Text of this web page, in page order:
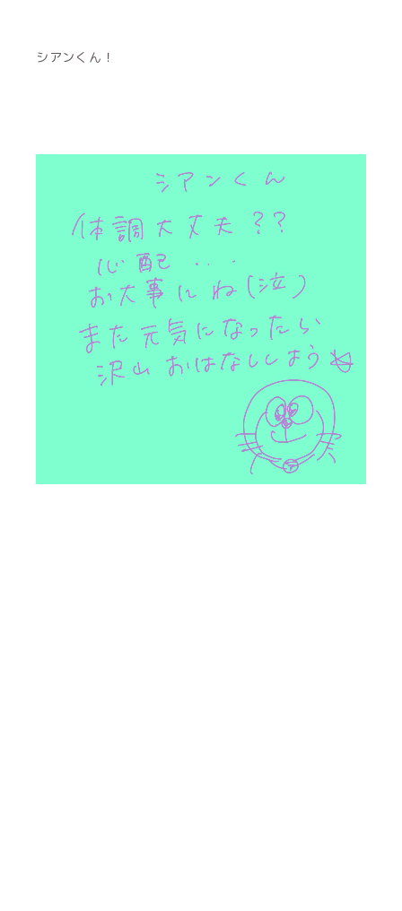
シアンくん！